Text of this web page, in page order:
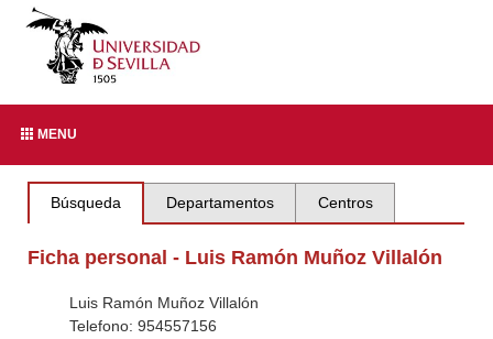
MENU
Búsqueda Departamentos Centros
Ficha personal - Luis Ramón Muñoz Villalón
Luis Ramón Muñoz Villalón
Telefono: 954557156